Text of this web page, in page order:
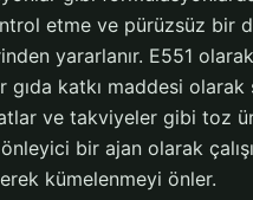
etme ve pürüzsüz bir
yararlanır. E551 olarak
gıda katkı maddesi olarak
ve takviyeler gibi toz
bir ajan olarak
kümelenmeyi önler.